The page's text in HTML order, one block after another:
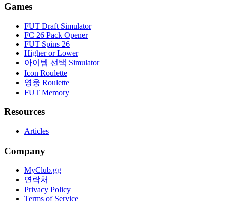
Games
FUT Draft Simulator
FC 26 Pack Opener
FUT Spins 26
Higher or Lower
아이템 선택 Simulator
Icon Roulette
영웅 Roulette
FUT Memory
Resources
Articles
Company
MyClub.gg
연락처
Privacy Policy
Terms of Service